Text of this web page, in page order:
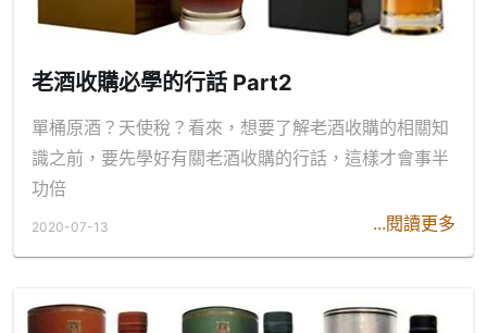
老酒收購必學的行話 Part2
單桶原酒？天使稅？看來，想要了解老酒收購的相關知
識之前，要先學好有關老酒收購的行話，這樣才會事半
功倍
...閱讀更多
2020-07-13